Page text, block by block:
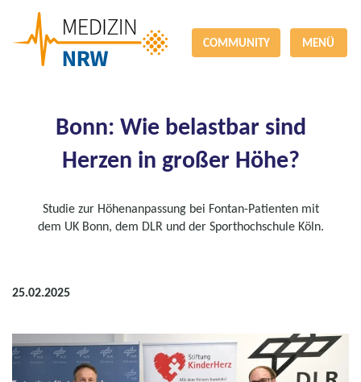
COMMUNITY MENÜ
Bonn: Wie belastbar sind
Herzen in großer Höhe?
Studie zur Höhenanpassung bei Fontan-Patienten mit
dem UK Bonn, dem DLR und der Sporthochschule Köln.
25.02.2025